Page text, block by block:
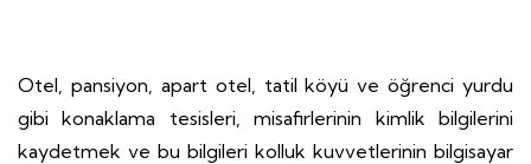
Otel, pansiyon, apart otel, tatil köyü ve öğrenci yurdu
gibi konaklama tesisleri, misafirlerinin kimlik bilgilerini
kaydetmek ve bu bilgileri kolluk kuvvetlerinin bilgisayar